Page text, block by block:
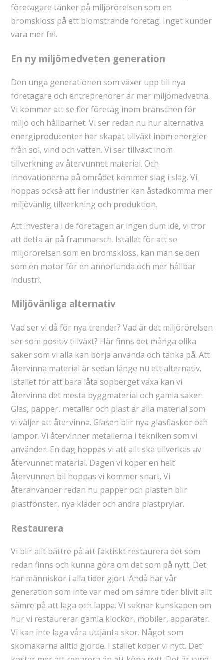
företagare tänker på miljörörelsen som en
bromskloss på ett blomstrande företag. Inget kunder
vara mer fel.
En ny miljömedveten generation
Den unga generationen som växer upp till nya
företagare och entreprenörer är mer miljömedvetna.
Vi kommer att se fler företag inom branschen för
miljö och hållbarhet. Vi ser redan nu hur alternativa
energiproducenter har skapat tillväxt inom energier
från sol, vind och vatten. Vi ser tillväxt inom
tillverkning av återvunnet material. Och
innovationerna på området kommer slag i slag. Vi
hoppas också att fler industrier kan åstadkomma mer
miljövänlig tillverkning och produktion.
Att investera i de företagen är ingen dum idé, vi tror
att detta är på frammarsch. Istället för att se
miljörörelsen som en bromskloss, kan man se den
som en motor för en annorlunda och mer hållbar
industri.
Miljövänliga alternativ
Vad ser vi då för nya trender? Vad är det miljörörelsen
ser som positiv tillväxt? Här finns det många olika
saker som vi alla kan börja använda och tänka på. Att
återvinna material är sedan länge nu ett alternativ.
Istället för att bara låta sopberget växa kan vi
återvinna det mesta byggmaterial och gamla saker.
Glas, papper, metaller och plast är alla material som
vi väljer att återvinna. Glasen blir nya glasflaskor och
lampor. Vi återvinner metallerna i tekniken som vi
använder. En dag hoppas vi att allt ska tillverkas av
återvunnet material. Dagen vi köper en helt
återvunnen bil hoppas vi kommer snart. Vi
återanvänder redan nu papper och plasten blir
plastfönster, nya kläder och andra plastprylar.
Restaurera
Vi blir allt bättre på att faktiskt restaurera det som
redan finns och kunna göra om det som på nytt. Det
har människor i alla tider gjort. Ändå har vår
generation som inte var med om sämre tider blivit allt
sämre på att laga och lappa. Vi saknar kunskapen om
hur vi restaurerar gamla klockor, mobiler, apparater.
Vi kan inte laga våra uttjänta skor. Något som
skomakarna alltid gjorde. I stället köper vi nytt. Det